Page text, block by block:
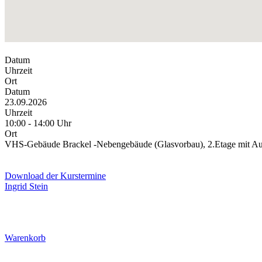
Datum
Uhrzeit
Ort
Datum
23.09.2026
Uhrzeit
10:00 - 14:00 Uhr
Ort
VHS-Gebäude Brackel -Nebengebäude (Glasvorbau), 2.Etage mit
Download der Kurstermine
Ingrid Stein
Warenkorb